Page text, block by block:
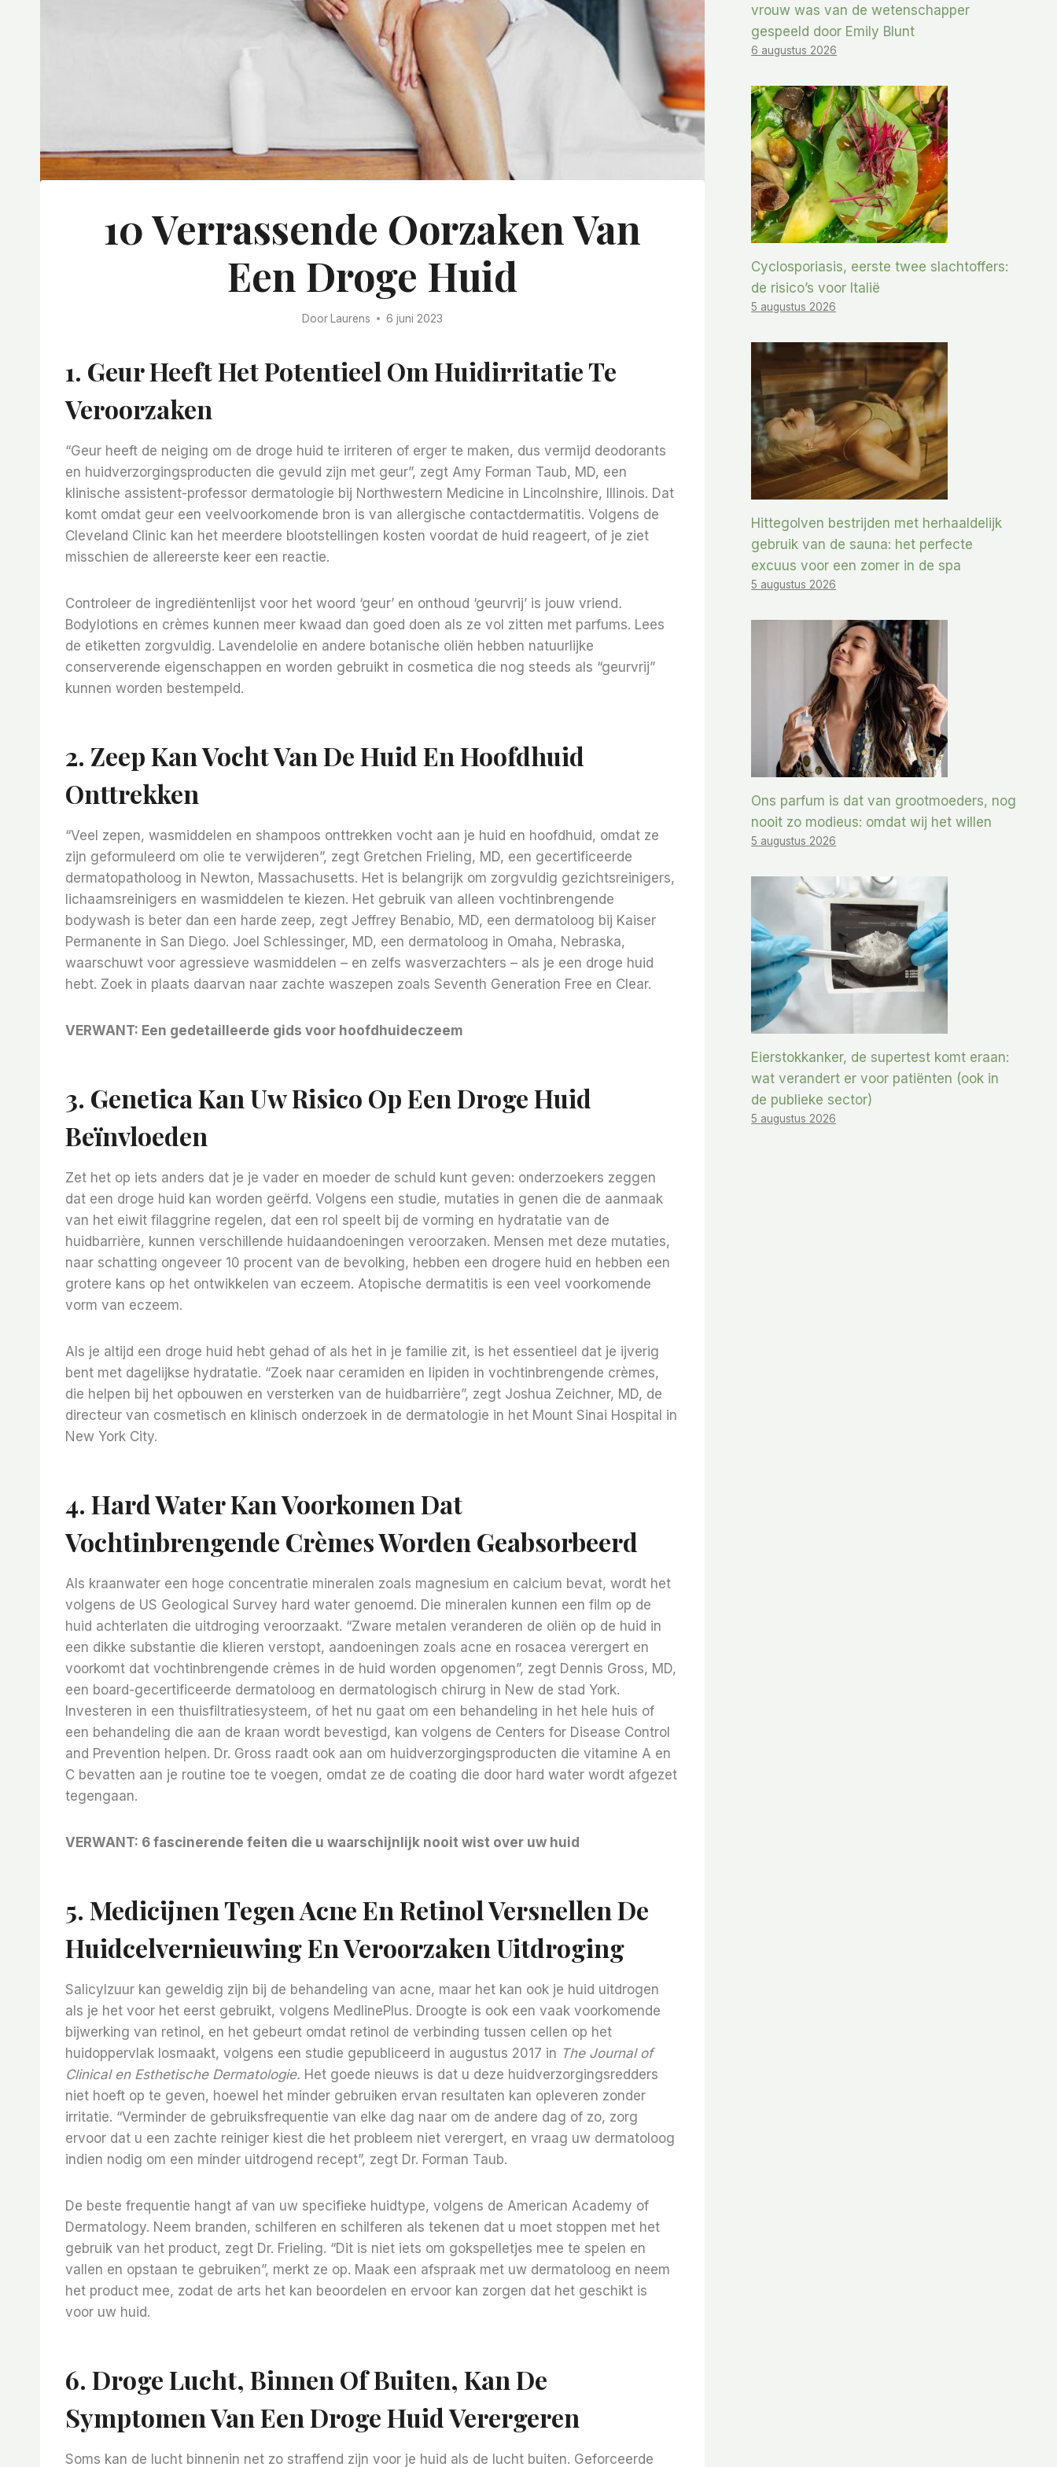
10 Verrassende Oorzaken Van
Een Droge Huid
Door Laurens 6 juni 2023
1. Geur Heeft Het Potentieel Om Huidirritatie Te
Veroorzaken
“Geur heeft de neiging om de droge huid te irriteren of erger te maken, dus vermijd deodorants
en huidverzorgingsproducten die gevuld zijn met geur”, zegt Amy Forman Taub, MD, een
klinische assistent-professor dermatologie bij Northwestern Medicine in Lincolnshire, Illinois. Dat
komt omdat geur een veelvoorkomende bron is van allergische contactdermatitis. Volgens de
Cleveland Clinic kan het meerdere blootstellingen kosten voordat de huid reageert, of je ziet
misschien de allereerste keer een reactie.
Controleer de ingrediëntenlijst voor het woord ‘geur’ en onthoud ‘geurvrij’ is jouw vriend.
Bodylotions en crèmes kunnen meer kwaad dan goed doen als ze vol zitten met parfums. Lees
de etiketten zorgvuldig. Lavendelolie en andere botanische oliën hebben natuurlijke
conserverende eigenschappen en worden gebruikt in cosmetica die nog steeds als “geurvrij”
kunnen worden bestempeld.
2. Zeep Kan Vocht Van De Huid En Hoofdhuid
Onttrekken
“Veel zepen, wasmiddelen en shampoos onttrekken vocht aan je huid en hoofdhuid, omdat ze
zijn geformuleerd om olie te verwijderen”, zegt Gretchen Frieling, MD, een gecertificeerde
dermatopatholoog in Newton, Massachusetts. Het is belangrijk om zorgvuldig gezichtsreinigers,
lichaamsreinigers en wasmiddelen te kiezen. Het gebruik van alleen vochtinbrengende
bodywash is beter dan een harde zeep, zegt Jeffrey Benabio, MD, een dermatoloog bij Kaiser
Permanente in San Diego. Joel Schlessinger, MD, een dermatoloog in Omaha, Nebraska,
waarschuwt voor agressieve wasmiddelen – en zelfs wasverzachters – als je een droge huid
hebt. Zoek in plaats daarvan naar zachte waszepen zoals Seventh Generation Free en Clear.
VERWANT: Een gedetailleerde gids voor hoofdhuideczeem
3. Genetica Kan Uw Risico Op Een Droge Huid
Beïnvloeden
Zet het op iets anders dat je je vader en moeder de schuld kunt geven: onderzoekers zeggen
dat een droge huid kan worden geërfd. Volgens een studie, mutaties in genen die de aanmaak
van het eiwit filaggrine regelen, dat een rol speelt bij de vorming en hydratatie van de
huidbarrière, kunnen verschillende huidaandoeningen veroorzaken. Mensen met deze mutaties,
naar schatting ongeveer 10 procent van de bevolking, hebben een drogere huid en hebben een
grotere kans op het ontwikkelen van eczeem. Atopische dermatitis is een veel voorkomende
vorm van eczeem.
Als je altijd een droge huid hebt gehad of als het in je familie zit, is het essentieel dat je ijverig
bent met dagelijkse hydratatie. “Zoek naar ceramiden en lipiden in vochtinbrengende crèmes,
die helpen bij het opbouwen en versterken van de huidbarrière”, zegt Joshua Zeichner, MD, de
directeur van cosmetisch en klinisch onderzoek in de dermatologie in het Mount Sinai Hospital in
New York City.
4. Hard Water Kan Voorkomen Dat
Vochtinbrengende Crèmes Worden Geabsorbeerd
Als kraanwater een hoge concentratie mineralen zoals magnesium en calcium bevat, wordt het
volgens de US Geological Survey hard water genoemd. Die mineralen kunnen een film op de
huid achterlaten die uitdroging veroorzaakt. “Zware metalen veranderen de oliën op de huid in
een dikke substantie die klieren verstopt, aandoeningen zoals acne en rosacea verergert en
voorkomt dat vochtinbrengende crèmes in de huid worden opgenomen”, zegt Dennis Gross, MD,
een board-gecertificeerde dermatoloog en dermatologisch chirurg in New de stad York.
Investeren in een thuisfiltratiesysteem, of het nu gaat om een ​​behandeling in het hele huis of
een behandeling die aan de kraan wordt bevestigd, kan volgens de Centers for Disease Control
and Prevention helpen. Dr. Gross raadt ook aan om huidverzorgingsproducten die vitamine A en
C bevatten aan je routine toe te voegen, omdat ze de coating die door hard water wordt afgezet
tegengaan.
VERWANT: 6 fascinerende feiten die u waarschijnlijk nooit wist over uw huid
5. Medicijnen Tegen Acne En Retinol Versnellen De
Huidcelvernieuwing En Veroorzaken Uitdroging
Salicylzuur kan geweldig zijn bij de behandeling van acne, maar het kan ook je huid uitdrogen
als je het voor het eerst gebruikt, volgens MedlinePlus. Droogte is ook een vaak voorkomende
bijwerking van retinol, en het gebeurt omdat retinol de verbinding tussen cellen op het
huidoppervlak losmaakt, volgens een studie gepubliceerd in augustus 2017 in The Journal of
Clinical en Esthetische Dermatologie. Het goede nieuws is dat u deze huidverzorgingsredders
niet hoeft op te geven, hoewel het minder gebruiken ervan resultaten kan opleveren zonder
irritatie. “Verminder de gebruiksfrequentie van elke dag naar om de andere dag of zo, zorg
ervoor dat u een zachte reiniger kiest die het probleem niet verergert, en vraag uw dermatoloog
indien nodig om een ​​minder uitdrogend recept”, zegt Dr. Forman Taub.
De beste frequentie hangt af van uw specifieke huidtype, volgens de American Academy of
Dermatology. Neem branden, schilferen en schilferen als tekenen dat u moet stoppen met het
gebruik van het product, zegt Dr. Frieling. “Dit is niet iets om gokspelletjes mee te spelen en
vallen en opstaan ​​te gebruiken”, merkt ze op. Maak een afspraak met uw dermatoloog en neem
het product mee, zodat de arts het kan beoordelen en ervoor kan zorgen dat het geschikt is
voor uw huid.
6. Droge Lucht, Binnen Of Buiten, Kan De
Symptomen Van Een Droge Huid Verergeren
Soms kan de lucht binnenin net zo straffend zijn voor je huid als de lucht buiten. Geforceerde
vrouw was van de wetenschapper
gespeeld door Emily Blunt
6 augustus 2026
Cyclosporiasis, eerste twee slachtoffers:
de risico’s voor Italië
5 augustus 2026
Hittegolven bestrijden met herhaaldelijk
gebruik van de sauna: het perfecte
excuus voor een zomer in de spa
5 augustus 2026
Ons parfum is dat van grootmoeders, nog
nooit zo modieus: omdat wij het willen
5 augustus 2026
Eierstokkanker, de supertest komt eraan:
wat verandert er voor patiënten (ook in
de publieke sector)
5 augustus 2026